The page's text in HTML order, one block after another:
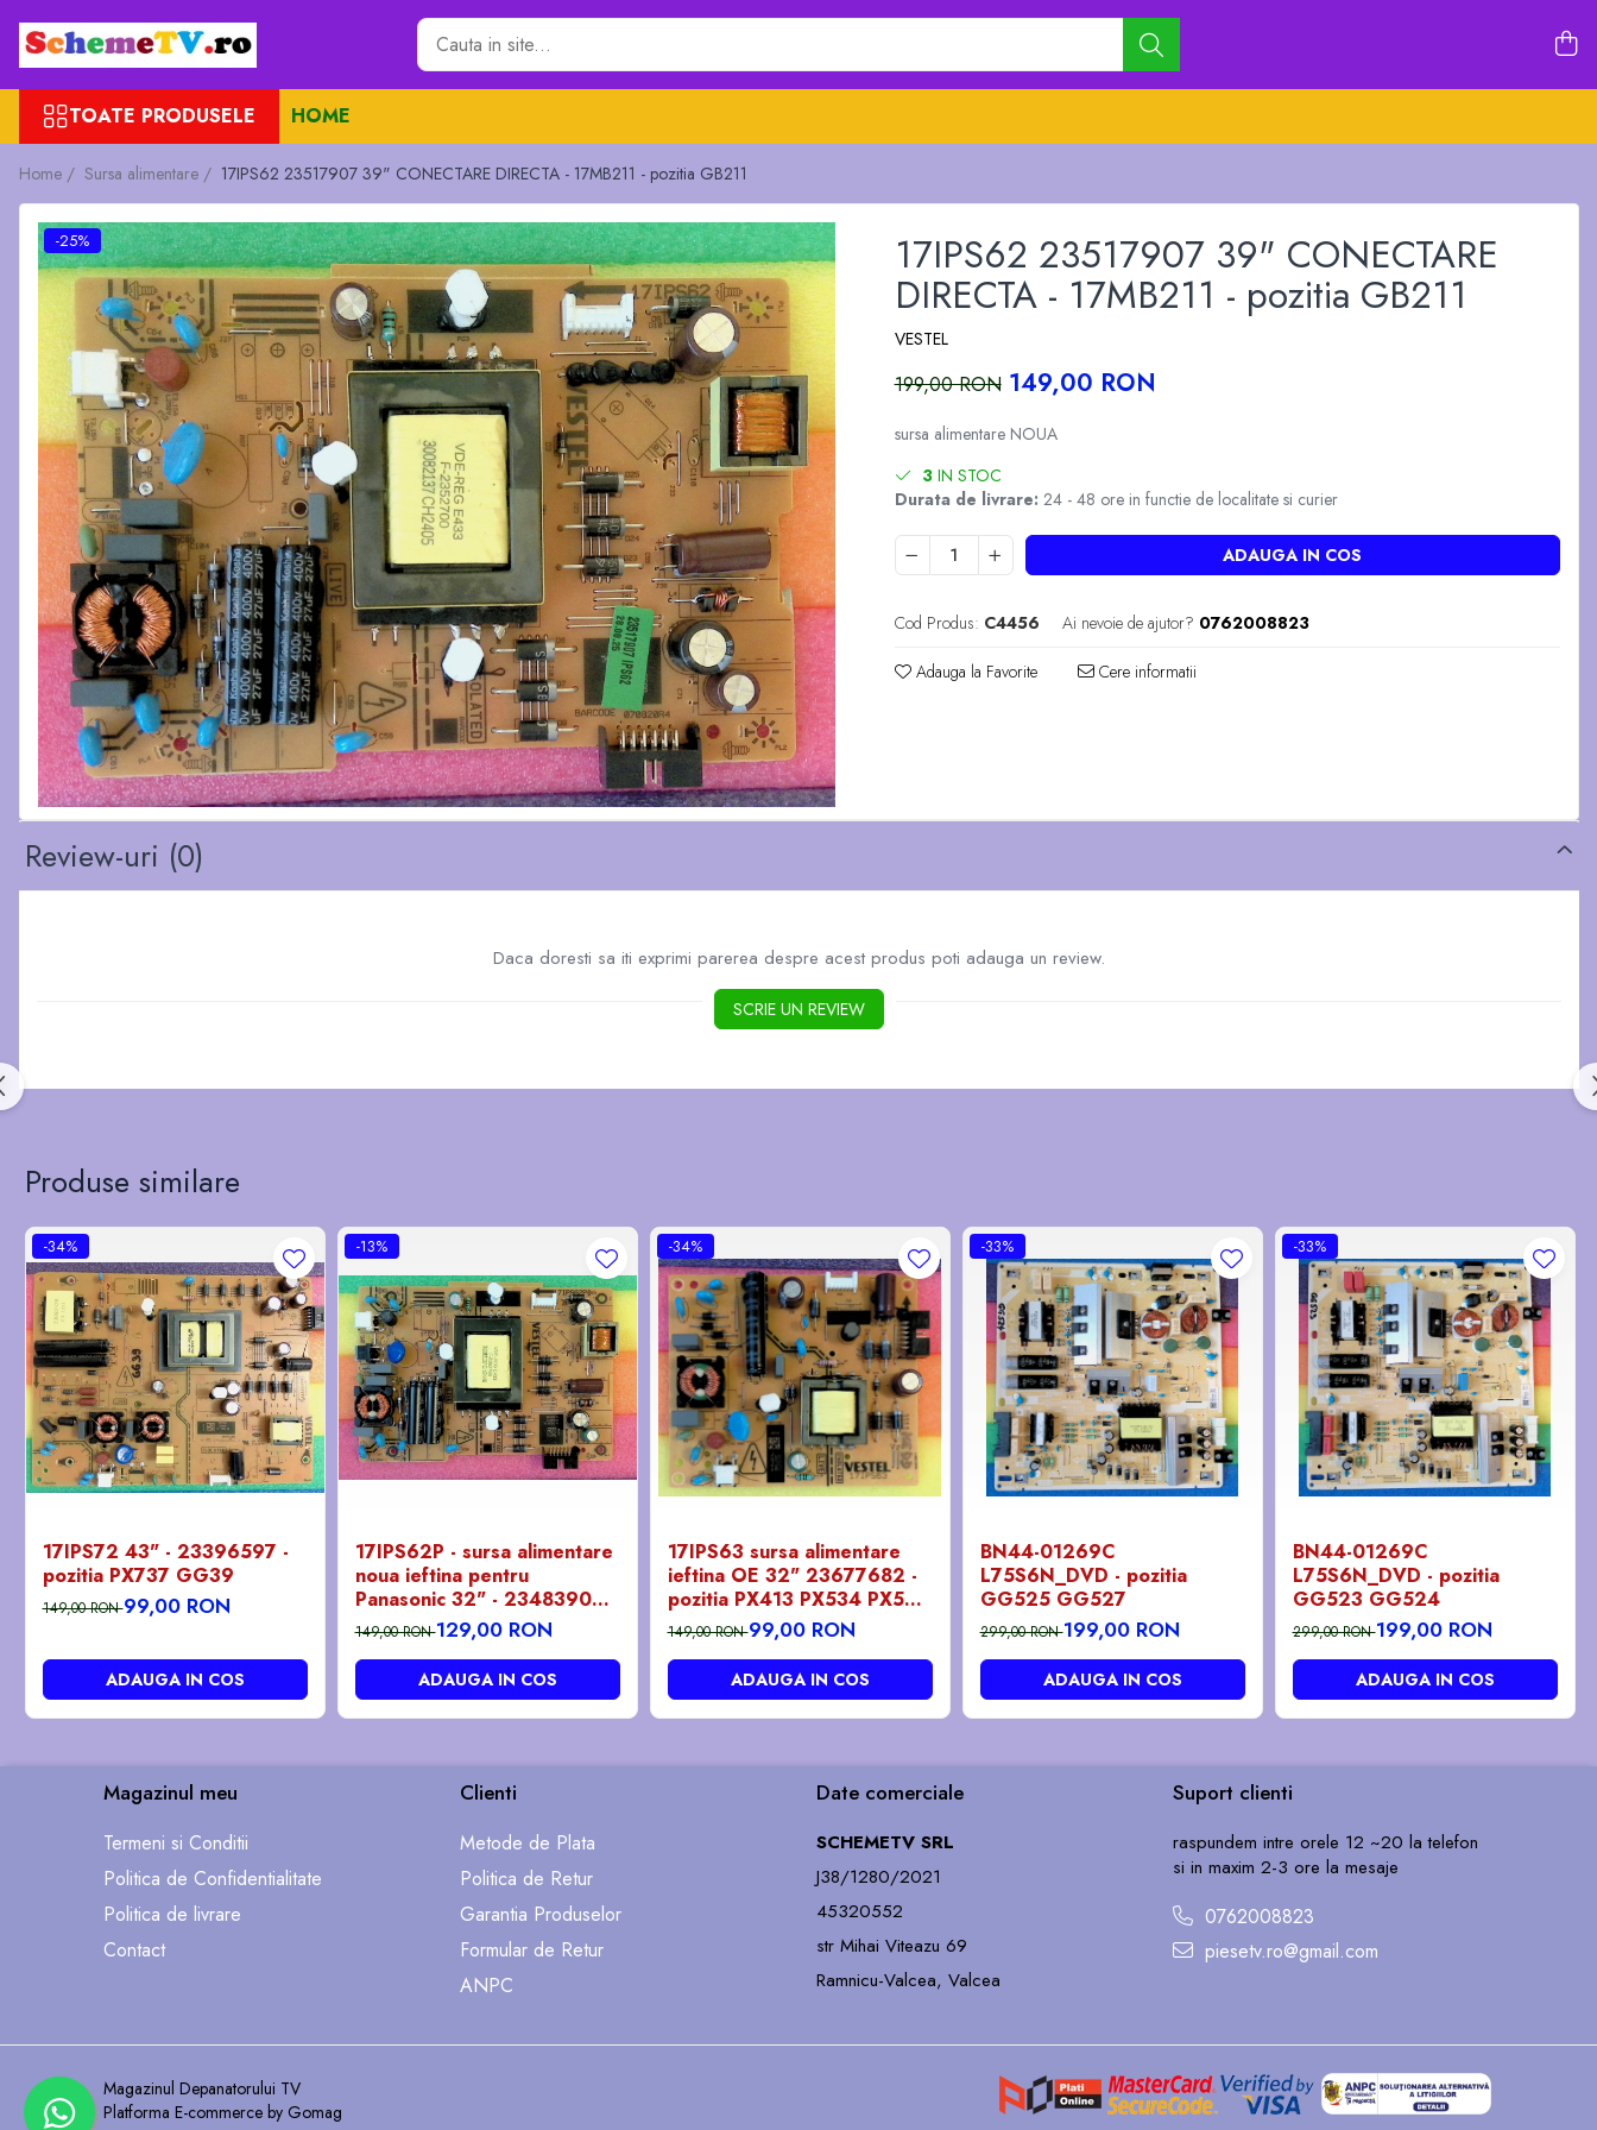
Toate Produsele
Placi de baza
Seturi Benzi LED
Revista Service TV
Module TCON
Driver LED
Diverse
TOATE PRODUSELE HOME
Home / Sursa alimentare / 17IPS62 23517907 39" CONECTARE DIRECTA - 17MB211 - pozitia GB211
17IPS62 23517907 39" CONECTARE
DIRECTA - 17MB211 - pozitia GB211
VESTEL
-25%
199,00 RON 149,00 RON
sursa alimentare NOUA
3IN STOC
Durata de livrare: 24 - 48 ore in functie de localitate si curier
ADAUGA IN COS
Cod Produs: C4456 Ai nevoie de ajutor? 0762008823
Adauga la Favorite Cere informatii
Review-uri (0)
Daca doresti sa iti exprimi parerea despre acest produs poti adauga un review.
SCRIE UN REVIEW
Produse similare
-34%
17IPS72 43" - 23396597 -
pozitia PX737 GG39
149,00 RON99,00 RON
ADAUGA IN COS
-13%
17IPS62P - sursa alimentare
noua ieftina pentru
Panasonic 32" - 23483906 -
pozitia GB101
149,00 RON129,00 RON
ADAUGA IN COS
-34%
17IPS63 sursa alimentare
ieftina OE 32" 23677682 -
pozitia PX413 PX534 PX536
PX539 GG07 GG301
GG652
149,00 RON99,00 RON
ADAUGA IN COS
-33%
BN44-01269C
L75S6N_DVD - pozitia
GG525 GG527
299,00 RON199,00 RON
ADAUGA IN COS
-33%
BN44-01269C
L75S6N_DVD - pozitia
GG523 GG524
299,00 RON199,00 RON
ADAUGA IN COS
Magazinul meu
Termeni si Conditii
Politica de Confidentialitate
Politica de livrare
Contact
Clienti
Metode de Plata
Politica de Retur
Garantia Produselor
Formular de Retur
ANPC
Date comerciale
SCHEMETV SRL
J38/1280/2021
45320552
str Mihai Viteazu 69
Ramnicu-Valcea, Valcea
Suport clienti
raspundem intre orele 12 ~20 la telefon
si in maxim 2-3 ore la mesaje
0762008823
piesetv.ro@gmail.com
Magazinul Depanatorului TV
Platforma E-commerce by Gomag